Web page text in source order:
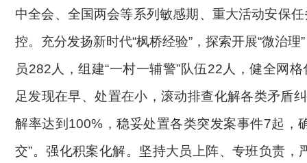
中全会、全国两会等系列敏感期、重大活动安保
控。充分发扬新时代“枫桥经验”，探索开展“微治理
员282人，组建“一村一辅警”队伍22人，健全网
足发现在早、处置在小，滚动排查化解各类矛盾
解率达到100%，稳妥处置各类突发案事件7起，
交”。强化积案化解。坚持大员上阵、专班负责，